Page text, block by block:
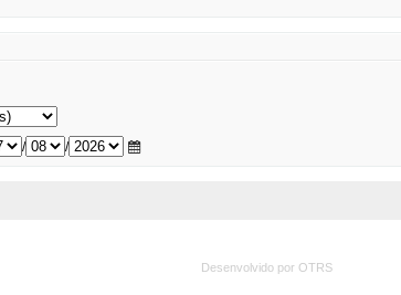
/ /
Desenvolvido por OTRS